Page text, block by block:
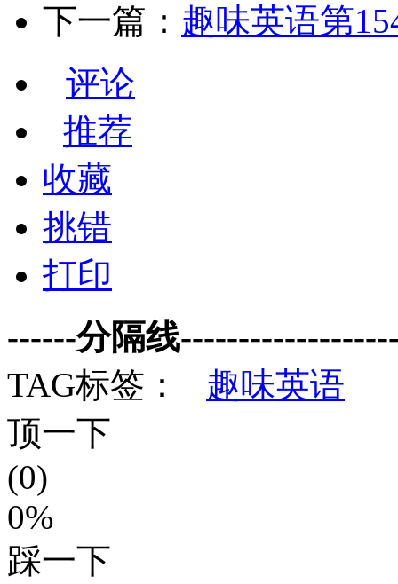
下一篇： 趣味英语第
评论
推荐
收藏
挑错
打印
------分隔线
TAG标签：
趣味英语
顶一下
(0)
0%
踩一下